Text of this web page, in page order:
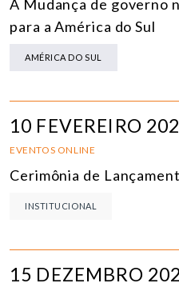
A Mudança de governo
para a América do Sul
AMÉRICA DO SUL
10 FEVEREIRO
EVENTOS ONLINE
Cerimônia de
INSTITUCIONAL
15 DEZEMBRO